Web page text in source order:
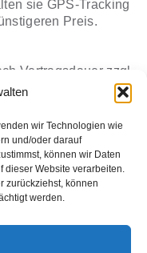
wir Technologien wie
und/oder darauf
können wir Daten
Website verarbeiten.
zurückziehst, können
werden.
sie GPS-Tracking
Preis.
Vertragsdauer zzgl.
€8,33 pro
12 Monate
24
€4,58 pro Monat
(nach Vertragsdauer
pro Monat)